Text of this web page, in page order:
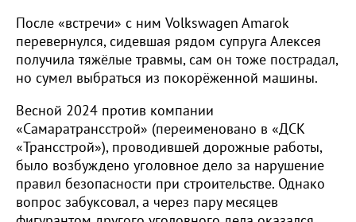
После «встречи» с ним Volkswagen Amarok
перевернулся, сидевшая рядом супруга Алексея
получила тяжёлые травмы, сам он тоже пострадал,
но сумел выбраться из покорёженной машины.
Весной 2024 против компании
«Самаратрансстрой» (переименовано в «ДСК
«Трансстрой»), проводившей дорожные работы,
было возбуждено уголовное дело за нарушение
правил безопасности при строительстве. Однако
вопрос забуксовал, а через пару месяцев